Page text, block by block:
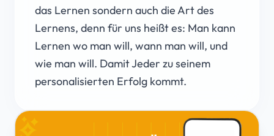
das Lernen sondern auch die Art des
Lernens, denn für uns heißt es: Man kann
Lernen wo man will, wann man will, und
wie man will. Damit Jeder zu seinem
personalisierten Erfolg kommt.